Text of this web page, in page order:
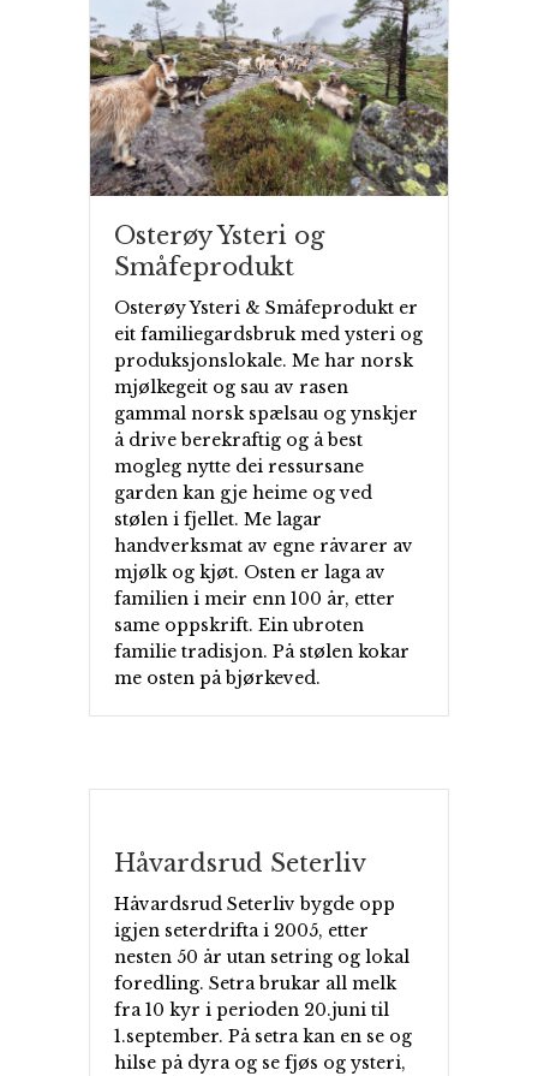
Osterøy Ysteri og
Småfeprodukt
Osterøy Ysteri & Småfeprodukt er
eit familiegardsbruk med ysteri og
produksjonslokale. Me har norsk
mjølkegeit og sau av rasen
gammal norsk spælsau og ynskjer
å drive berekraftig og å best
mogleg nytte dei ressursane
garden kan gje heime og ved
stølen i fjellet. Me lagar
handverksmat av egne råvarer av
mjølk og kjøt. Osten er laga av
familien i meir enn 100 år, etter
same oppskrift. Ein ubroten
familie tradisjon. På stølen kokar
me osten på bjørkeved.
Håvardsrud Seterliv
Håvardsrud Seterliv bygde opp
igjen seterdrifta i 2005, etter
nesten 50 år utan setring og lokal
foredling. Setra brukar all melk
fra 10 kyr i perioden 20.juni til
1.september. På setra kan en se og
hilse på dyra og se fjøs og ysteri,